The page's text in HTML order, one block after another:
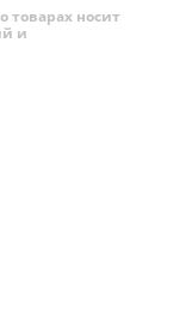
товарах носит
и